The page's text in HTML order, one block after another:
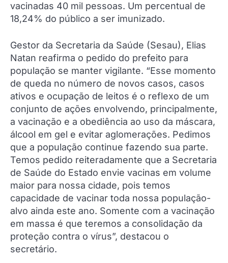
vacinadas 40 mil pessoas. Um percentual de
18,24% do público a ser imunizado.
Gestor da Secretaria da Saúde (Sesau), Elias
Natan reafirma o pedido do prefeito para
população se manter vigilante. “Esse momento
de queda no número de novos casos, casos
ativos e ocupação de leitos é o reflexo de um
conjunto de ações envolvendo, principalmente,
a vacinação e a obediência ao uso da máscara,
álcool em gel e evitar aglomerações. Pedimos
que a população continue fazendo sua parte.
Temos pedido reiteradamente que a Secretaria
de Saúde do Estado envie vacinas em volume
maior para nossa cidade, pois temos
capacidade de vacinar toda nossa população-
alvo ainda este ano. Somente com a vacinação
em massa é que teremos a consolidação da
proteção contra o vírus”, destacou o
secretário.